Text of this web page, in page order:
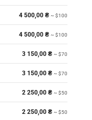
4 500,00 ₴ ~ $100
4 500,00 ₴ ~ $100
3 150,00 ₴ ~ $70
3 150,00 ₴ ~ $70
2 250,00 ₴ ~ $50
2 250,00 ₴ ~ $50